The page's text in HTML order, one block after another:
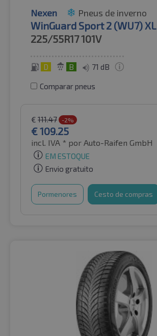
Nexen Pneus de inverno
WinGuard Sport 2 (WU7) XL
225/55R17101V
D B 71 dB
Comparar pneus
€ 111.47 -2%
€109.25
incl. IVA * por Auto-Raifen GmbH
EM ESTOQUE
Envio gratuito
Pormenores Cesto de compras